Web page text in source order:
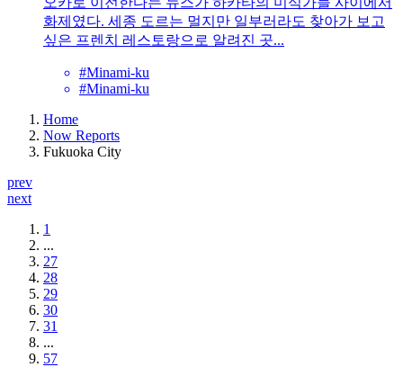
화제였다. 세종 도르는 멀지만 일부러라도 찾아가 보고
싶은 프렌치 레스토랑으로 알려진 곳...
#Minami-ku
#Minami-ku
Home
Now Reports
Fukuoka City
prev
next
1
...
27
28
29
30
31
...
57